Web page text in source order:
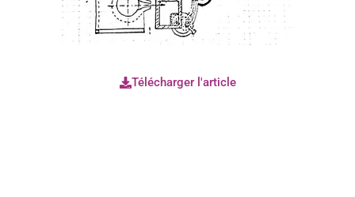
Télécharger l'article